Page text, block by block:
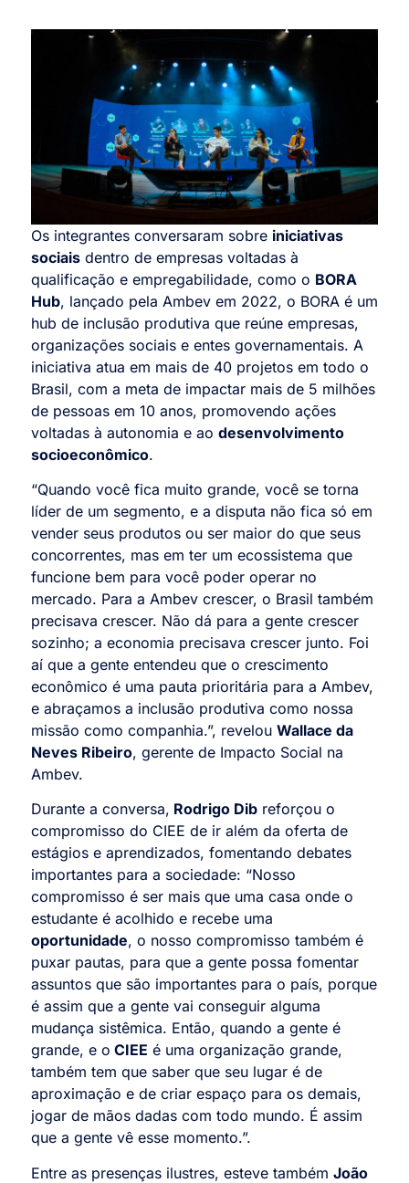
Os integrantes conversaram sobre iniciativas
sociais dentro de empresas voltadas à
qualificação e empregabilidade, como o BORA
Hub, lançado pela Ambev em 2022, o BORA é um
hub de inclusão produtiva que reúne empresas,
organizações sociais e entes governamentais. A
iniciativa atua em mais de 40 projetos em todo o
Brasil, com a meta de impactar mais de 5 milhões
de pessoas em 10 anos, promovendo ações
voltadas à autonomia e ao desenvolvimento
socioeconômico.
“Quando você fica muito grande, você se torna
líder de um segmento, e a disputa não fica só em
vender seus produtos ou ser maior do que seus
concorrentes, mas em ter um ecossistema que
funcione bem para você poder operar no
mercado. Para a Ambev crescer, o Brasil também
precisava crescer. Não dá para a gente crescer
sozinho; a economia precisava crescer junto. Foi
aí que a gente entendeu que o crescimento
econômico é uma pauta prioritária para a Ambev,
e abraçamos a inclusão produtiva como nossa
missão como companhia.”, revelou Wallace da
Neves Ribeiro, gerente de Impacto Social na
Ambev.
Durante a conversa, Rodrigo Dib reforçou o
compromisso do CIEE de ir além da oferta de
estágios e aprendizados, fomentando debates
importantes para a sociedade: “Nosso
compromisso é ser mais que uma casa onde o
estudante é acolhido e recebe uma
oportunidade, o nosso compromisso também é
puxar pautas, para que a gente possa fomentar
assuntos que são importantes para o país, porque
é assim que a gente vai conseguir alguma
mudança sistêmica. Então, quando a gente é
grande, e o CIEE é uma organização grande,
também tem que saber que seu lugar é de
aproximação e de criar espaço para os demais,
jogar de mãos dadas com todo mundo. É assim
que a gente vê esse momento.”.
Entre as presenças ilustres, esteve também João